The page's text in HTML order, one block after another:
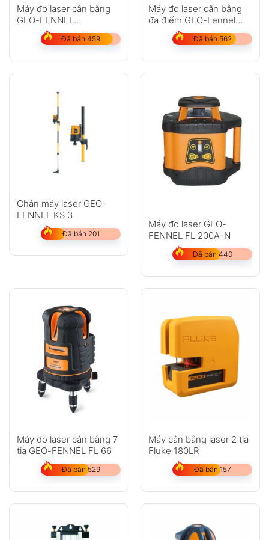
Máy đo laser cân bằng
GEO-FENNEL
DuoCrossPointer3 HP
Đã bán 459
Máy đo laser cân bằng
đa điểm GEO-Fennel
Multi-Pointer
Đã bán 562
Chân máy laser GEO-
FENNEL KS 3
Đã bán 201
Máy đo laser GEO-
FENNEL FL 200A-N
Đã bán 440
Máy đo laser cân bằng 7
tia GEO-FENNEL FL 66
Đã bán 529
Máy cân bằng laser 2 tia
Fluke 180LR
Đã bán 157